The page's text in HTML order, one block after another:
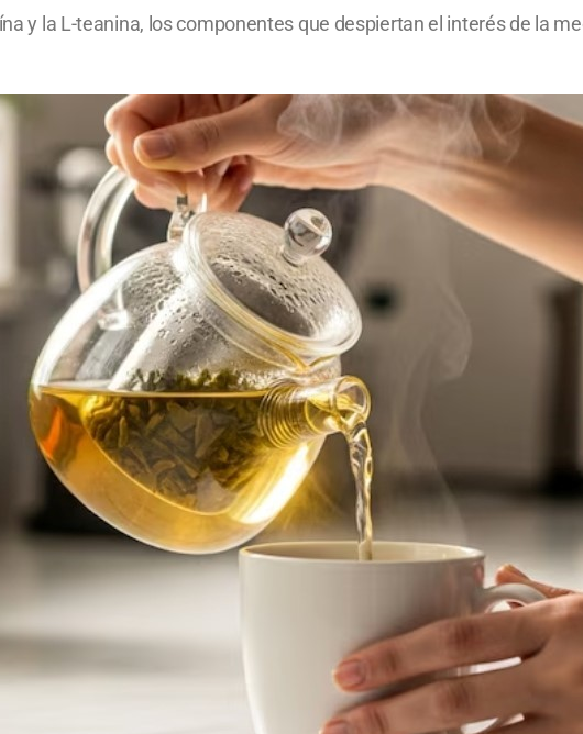
y la L-teanina, los componentes que despiertan el interés de la